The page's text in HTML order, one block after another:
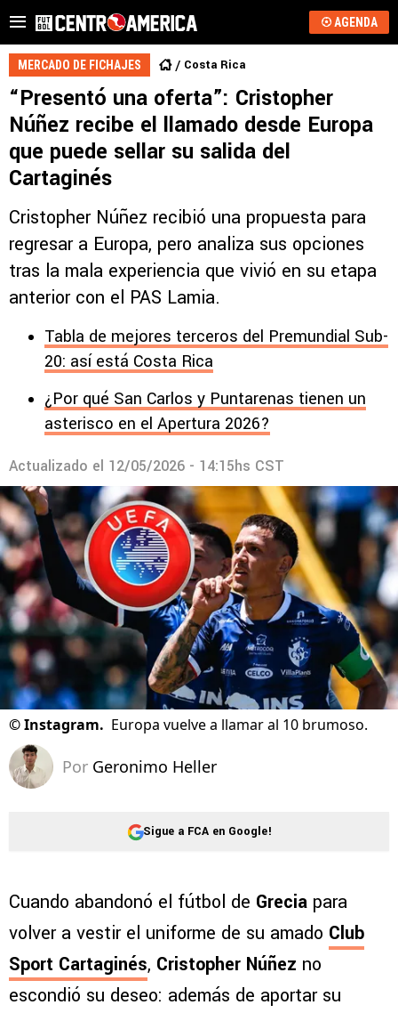
AGENDA
MERCADO DE FICHAJES Costa Rica
“Presentó una oferta”: Cristopher
Núñez recibe el llamado desde Europa
que puede sellar su salida del
Cartaginés
Cristopher Núñez recibió una propuesta para
regresar a Europa, pero analiza sus opciones
tras la mala experiencia que vivió en su etapa
anterior con el PAS Lamia.
Tabla de mejores terceros del Premundial Sub-
20: así está Costa Rica
¿Por qué San Carlos y Puntarenas tienen un
asterisco en el Apertura 2026?
Actualizado el 12/05/2026 - 14:15hs CST
©Instagram. Europa vuelve a llamar al 10 brumoso.
Por Geronimo Heller
Sigue a FCA en Google!
Cuando abandonó el fútbol de Grecia para
volver a vestir el uniforme de su amado Club
Sport Cartaginés, Cristopher Núñez no
escondió su deseo: además de aportar su